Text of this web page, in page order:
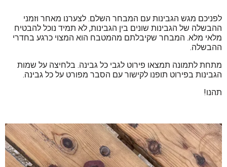
לפניכם מגש הגבינות עם המבחר השלם. לצערנו מאחר וזמני
ההבשלה של הגבינות שונים בין הגבינות, לא תמיד נוכל להבטיח
מלאי מלא. המבחר שקיבלתם מהמטבח הוא המצוי כרגע בחדרי
ההבשלה.
מתחת לתמונה תמצאו פירוט לגבי כל גבינה. בלחיצה על שמות
הגבינות בפירוט תופנו לקישור עם הסבר מפורט על כל גבינה.
תהנו!